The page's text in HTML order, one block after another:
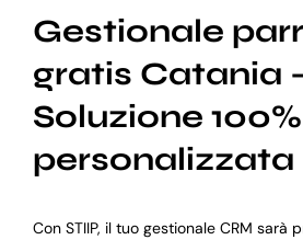
Gestionale
gratis Catania
Soluzione 100%
personalizzata
Con STIIP, il tuo gestionale CRM